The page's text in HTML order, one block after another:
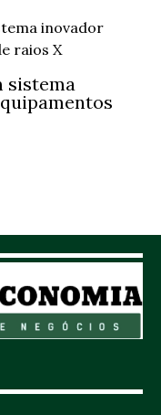
sistema